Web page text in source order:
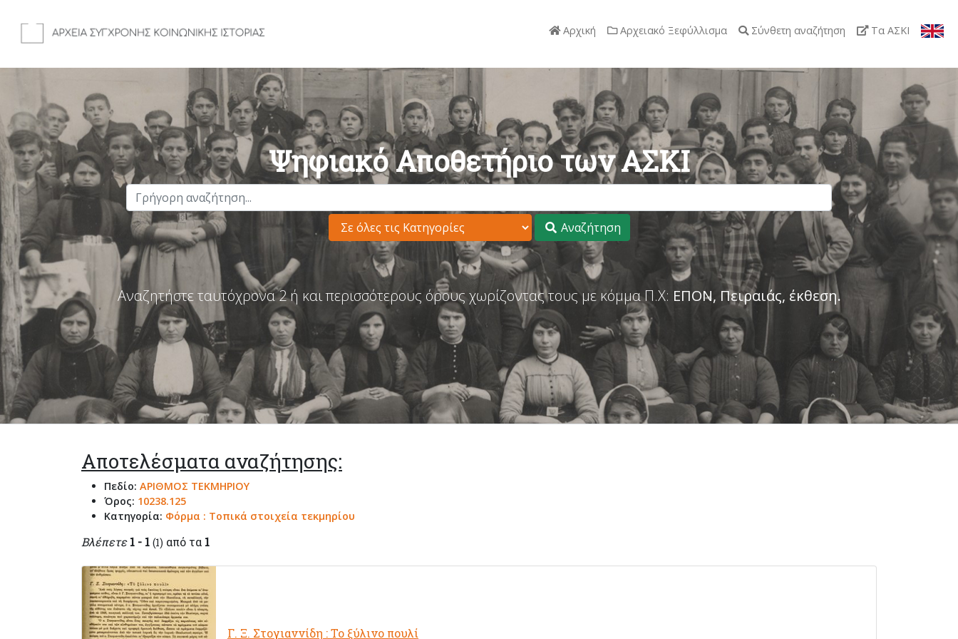
Αρχική Αρχειακό Ξεφύλλισμα Σύνθετη αναζήτηση Τα ΑΣΚΙ
Ψηφιακό Αποθετήριο των ΑΣΚΙ
Αναζήτηση
Αναζητήστε ταυτόχρονα 2 ή και περισσότερους όρους χωρίζοντας τους με κόμμα Π.Χ: ΕΠΟΝ, Πειραιάς, έκθεση.
Αποτελέσματα αναζήτησης:
Πεδίο: ΑΡΙΘΜΟΣ ΤΕΚΜΗΡΙΟΥ
Όρος: 10238.125
Κατηγορία: Φόρμα : Τοπικά στοιχεία τεκμηρίου
Βλέπετε 1 - 1 (1) από τα 1
Γ. Ξ. Στογιαννίδη : Το ξύλινο πουλί